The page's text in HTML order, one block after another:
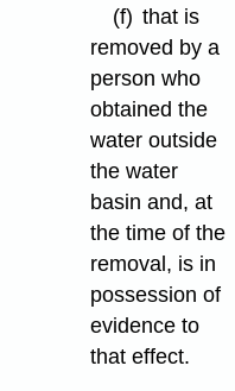
(f) that is
removed by a
person who
obtained the
water outside
the water
basin and, at
the time of the
removal, is in
possession of
evidence to
that effect.